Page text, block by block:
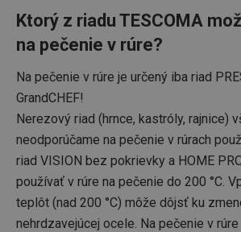
Ktorý z riadu TESCOMA
na pečenie v rúre?
Na pečenie v rúre je určený iba riad
GrandCHEF!
Nerezový riad (hrnce, kastróly, rajnice)
neodporúčame na pečenie v rúrach
riad VISION bez pokrievky a HOME
používať v rúre na pečenie do 200 °C.
teplôt (nad 200 °C) môže dôjsť ku
nehrdzavejúcej ocele. Na pečenie v
Analytické a preferenčné
Marketingové cookies
Nevyhnutne potrebné súbory cookie
základné funkcie webovej lokality, ako
používateľa a správa účtu. Webová
správne používať bez nevyhnutne
súborov cookie.